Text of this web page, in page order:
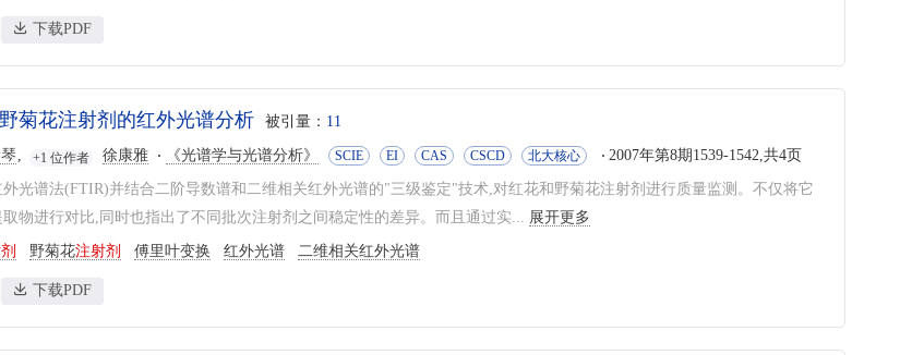
下载PDF
菊花注射剂的红外光谱分析 被引量： 11
+1 位作者 徐康雅 《光谱学与光谱分析》 SCIE EI CAS CSCD 北大核心 2007年第8期1539-1542,共4页
光谱法(FTIR)并结合二阶导数谱和二维相关红外光谱的"三级鉴定"技术,对红花和野菊花注射剂进行质量监测。不仅将它
物进行对比,同时也指出了不同批次注射剂之间稳定性的差异。而且通过实... 展开更多
野菊花注射剂 傅里叶变换 红外光谱 二维相关红外光谱
下载PDF